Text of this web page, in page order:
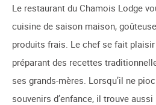
Le restaurant du Chamois Lodge
cuisine de saison maison,
produits frais. Le chef se fait
préparant des recettes
ses grands-mères. Lorsqu’il ne
souvenirs d’enfance, il trouve